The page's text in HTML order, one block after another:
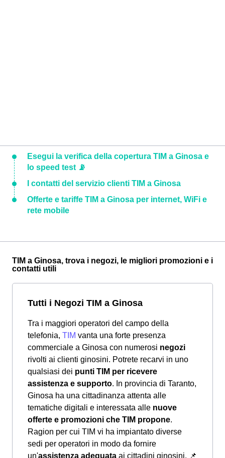
Esegui la verifica della copertura TIM a Ginosa e
lo speed test 📡
I contatti del servizio clienti TIM a Ginosa
Offerte e tariffe TIM a Ginosa per internet, WiFi e
rete mobile
TIM a Ginosa, trova i negozi, le migliori promozioni e i
contatti utili
Tutti i Negozi TIM a Ginosa
Tra i maggiori operatori del campo della
telefonia, TIM vanta una forte presenza
commerciale a Ginosa con numerosi negozi
rivolti ai clienti ginosini. Potrete recarvi in uno
qualsiasi dei punti TIM per ricevere
assistenza e supporto. In provincia di Taranto,
Ginosa ha una cittadinanza attenta alle
tematiche digitali e interessata alle nuove
offerte e promozioni che TIM propone.
Ragion per cui TIM vi ha impiantato diverse
sedi per operatori in modo da fornire
un'assistenza adeguata ai cittadini ginosini. 📌